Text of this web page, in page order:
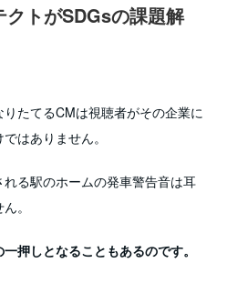
クトがSDGsの課題解
たてるCMは視聴者がその企業に
はありません。
る駅のホームの発車警告音は耳
。
押しとなることもあるのです。